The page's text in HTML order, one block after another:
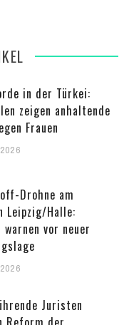
in der Türkei:
zeigen anhaltende
Frauen
Drohne am
Leipzig/Halle:
warnen vor neuer
Juristen